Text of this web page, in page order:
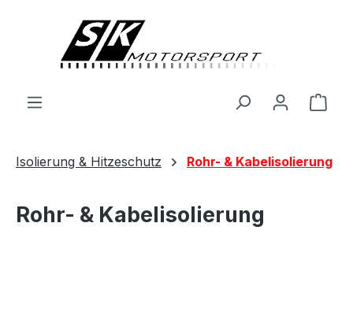
Isolierung & Hitzeschutz Rohr- & Kabelisolierung
Rohr- & Kabelisolierung